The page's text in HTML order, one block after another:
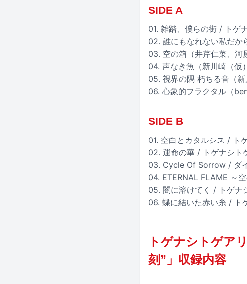
SIDE A
01. 雑踏、僕らの街 / トゲ
02. 誰にもなれない私だか
03. 空の箱（井芹仁菜、河
04. 声なき魚（新川崎（仮
05. 視界の隅 朽ちる音（
06. 心象的フラクタル（
SIDE B
01. 空白とカタルシス / ト
02. 運命の華 / トゲナシト
03. Cycle Of Sorrow / ダ
04. ETERNAL FLAME ～
05. 闇に溶けてく / トゲナ
06. 蝶に結いた赤い糸 / ト
トゲナシトゲア
刻”」収録内容